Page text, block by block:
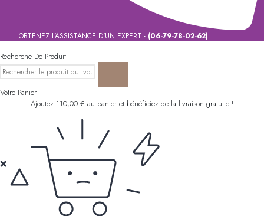
OBTENEZ L'ASSISTANCE D'UN EXPERT - (06-79-78-02-62)
Recherche De Produit
Votre Panier
Ajoutez 110,00 € au panier et bénéficiez de la livraison gratuite !